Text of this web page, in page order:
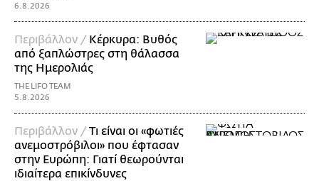
6.8.2026
Περιβάλλον / Κέρκυρα: Βυθός
από ξαπλώστρες στη θάλασσα
της Ημερολιάς
THE LIFO TEAM
5.8.2026
Περιβάλλον /Τι είναι οι «φωτιές
ανεμοστρόβιλοι» που έφτασαν
στην Ευρώπη: Γιατί θεωρούνται
ιδιαίτερα επικίνδυνες